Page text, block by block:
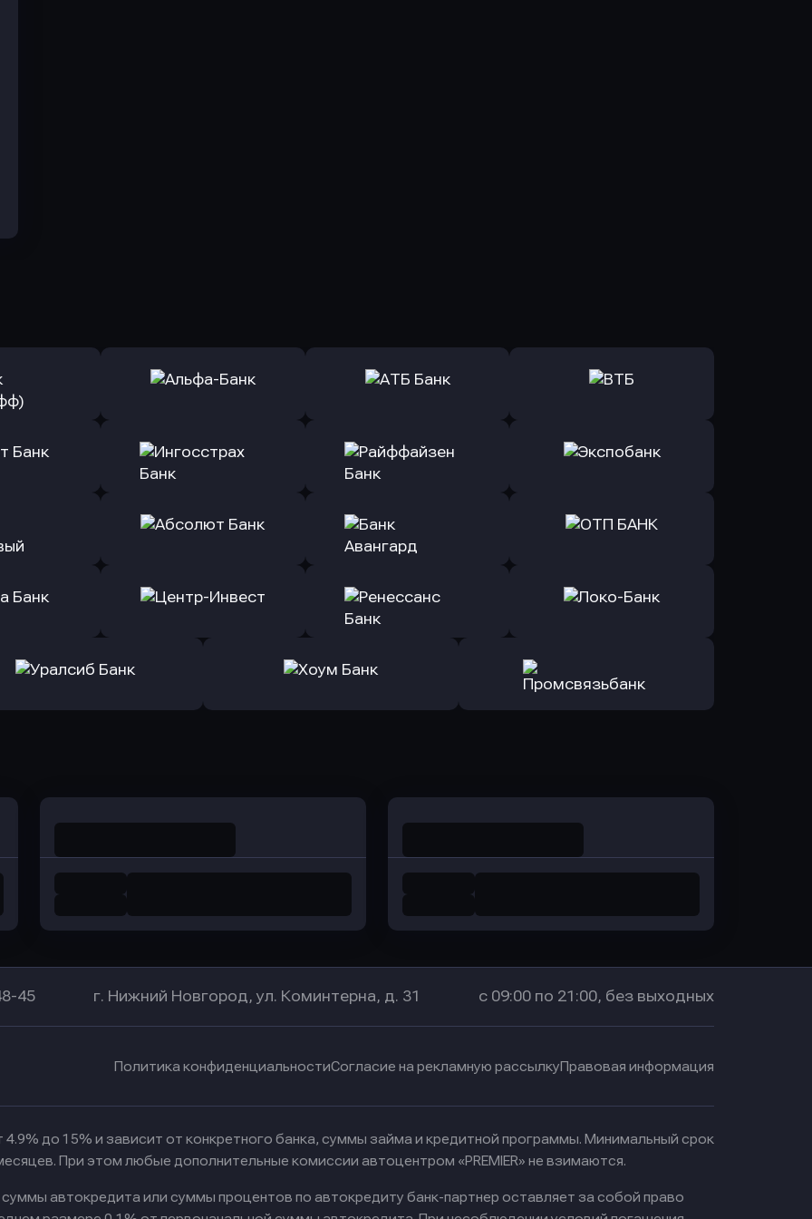
заявку
Оправить заявку
в Альфа-Банк
Оправить заявку
в АТБ Банк
Оправить заявку
заявку
Банк
Оправить заявку
Оправить заявку
в Райффайзен Банк
Оправить заявку
заявку
Оправить заявку
Оправить заявку
в Банк Авангард
Оправить заявку
заявку
Оправить заявку
в Локо-Банк
45 г. Нижний Новгород, ул. Коминтерна, д. 31 с 09:00 по 21:00, без выходных
Политика конфиденциальностиСогласие на рекламную рассылкуПравовая информация
4.9% до 15% и зависит от конкретного банка, суммы займа и кредитной программы. Минимальный срок
При этом любые дополнительные комиссии автоцентром «PREMIER» не взимаются.
автокредита или суммы процентов по автокредиту банк-партнер оставляет за собой право